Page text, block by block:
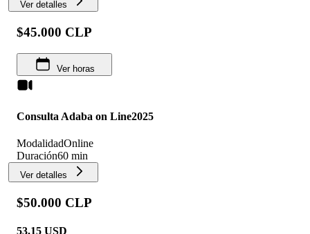
Ver detalles
$45.000 CLP
Ver horas
Consulta Adaba on Line2025
ModalidadOnline
Duración60 min
Ver detalles
$50.000 CLP
53.15 USD